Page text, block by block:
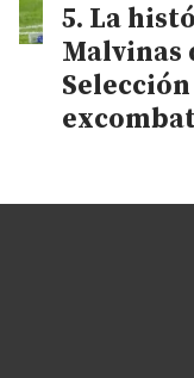
La
Malvinas